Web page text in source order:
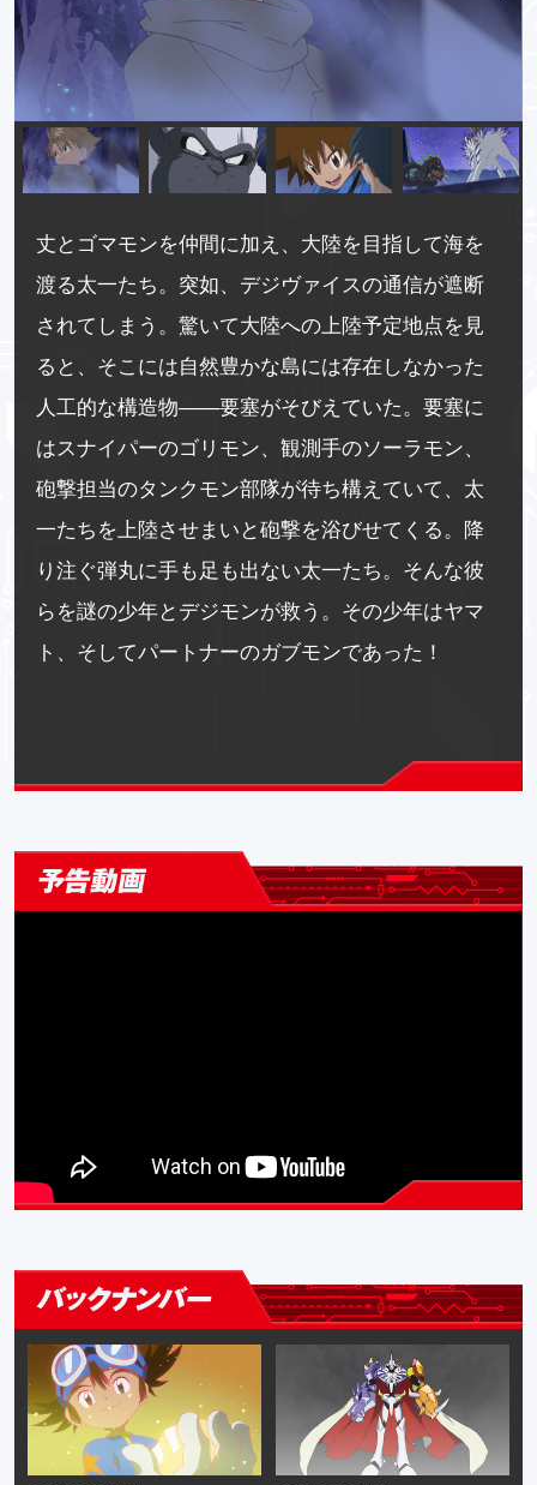
丈とゴマモンを仲間に加え、大陸を目指して海を
渡る太一たち。突如、デジヴァイスの通信が遮断
されてしまう。驚いて大陸への上陸予定地点を見
ると、そこには自然豊かな島には存在しなかった
人工的な構造物――要塞がそびえていた。要塞に
はスナイパーのゴリモン、観測手のソーラモン、
砲撃担当のタンクモン部隊が待ち構えていて、太
一たちを上陸させまいと砲撃を浴びせてくる。降
り注ぐ弾丸に手も足も出ない太一たち。そんな彼
らを謎の少年とデジモンが救う。その少年はヤマ
ト、そしてパートナーのガブモンであった！